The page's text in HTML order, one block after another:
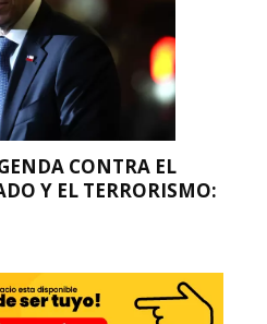
CONTRA EL
Y EL TERRORISMO: